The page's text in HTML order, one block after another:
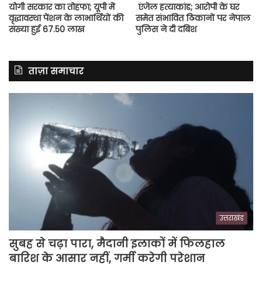
योगी सरकार का तोहफा; यूपी में
वृद्धावस्था पेंशन के लाभार्थियों की
संख्या हुई 67.50 लाख
एंजेल हत्याकांड; आरोपी के घर
समेत संभावित ठिकानों पर नेपाल
पुलिस ने दी दबिश
ताज़ा समाचार
उत्तराखंड
सुबह से चढ़ा पारा, मैदानी इलाकों में फिलहाल
बारिश के आसार नहीं, गर्मी करेगी परेशान